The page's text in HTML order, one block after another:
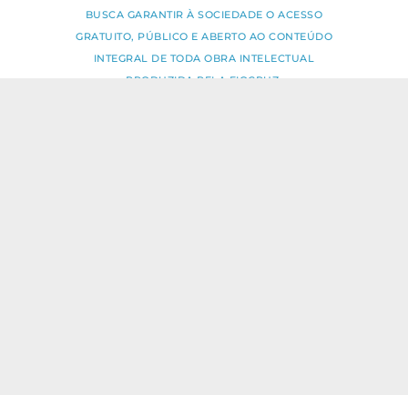
BUSCA GARANTIR À SOCIEDADE O ACESSO
GRATUITO, PÚBLICO E ABERTO AO CONTEÚDO
INTEGRAL DE TODA OBRA INTELECTUAL
PRODUZIDA PELA FIOCRUZ.